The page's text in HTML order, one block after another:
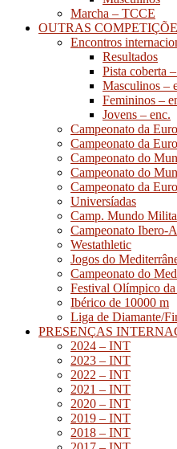
Marcha – TCCE
OUTRAS
Encontros
Resultados
Pista coberta
Masculinos –
Femininos –
Jovens – enc.
Campeonato da
Campeonato da
Campeonato do
Campeonato do
Campeonato da
Universíadas
Camp. Mundo
Campeonato Ibero-
Westathletic
Jogos do
Campeonato do
Festival Olímpico
Ibérico de 10000 m
Liga de Diamante/
PRESENÇAS
2024 – INT
2023 – INT
2022 – INT
2021 – INT
2020 – INT
2019 – INT
2018 – INT